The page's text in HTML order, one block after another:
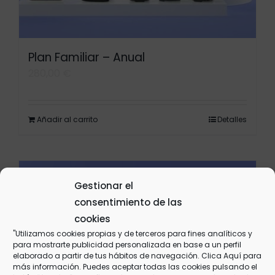
Gestionar el
consentimiento de las
cookies
"Utilizamos cookies propias y de terceros para fines analíticos y
para mostrarte publicidad personalizada en base a un perfil
elaborado a partir de tus hábitos de navegación. Clica Aquípara
más información. Puedes aceptar todas las cookies pulsando el
Plan Familiar – Anual
Añadir al carrito Detalles